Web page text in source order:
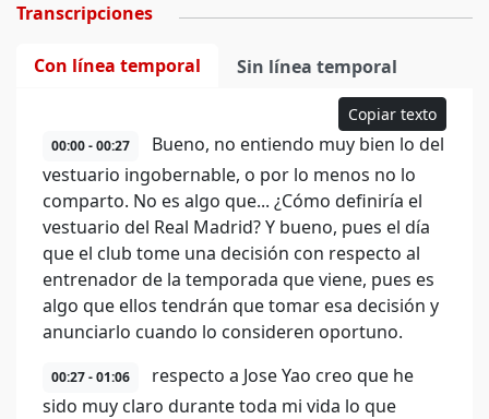
Transcripciones
Con línea temporal Sin línea temporal
Copiar texto
00:00 - 00:27
Bueno, no entiendo muy bien lo del
vestuario ingobernable, o por lo menos no lo
comparto. No es algo que... ¿Cómo definiría el
vestuario del Real Madrid? Y bueno, pues el día
que el club tome una decisión con respecto al
entrenador de la temporada que viene, pues es
algo que ellos tendrán que tomar esa decisión y
anunciarlo cuando lo consideren oportuno.
00:27 - 01:06
respecto a Jose Yao creo que he
sido muy claro durante toda mi vida lo que